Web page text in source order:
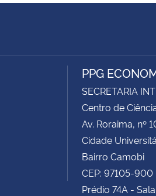
PPG
SECRETARIA
Centro de
Av. Roraima, nº
Cidade
Bairro Camobi
CEP: 97105-900
Prédio 74A -